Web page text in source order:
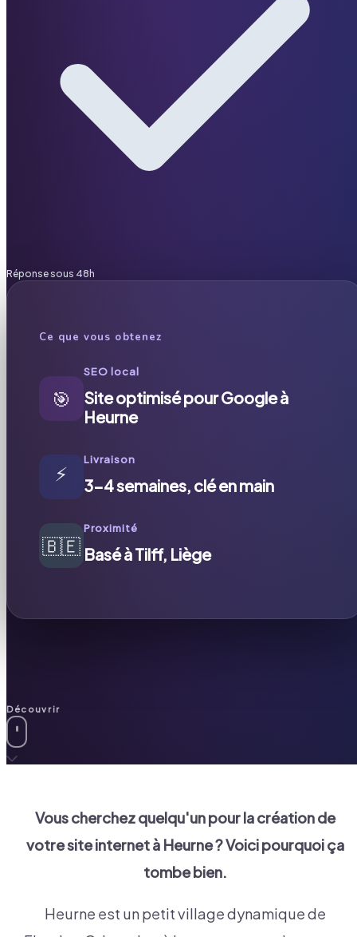
Réponse sous 48h
Ce que vous obtenez
🎯
SEO local
Site optimisé pour Google à
Heurne
⚡
Livraison
3-4 semaines, clé en main
🇧🇪
Proximité
Basé à Tilff, Liège
Découvrir
Vous cherchez quelqu'un pour la création de
votre site internet à Heurne? Voici pourquoi ça
tombe bien.
Heurne est un petit village dynamique de